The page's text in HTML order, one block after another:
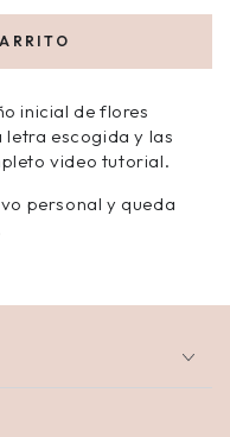
inicial de flores
escogida y las
video tutorial.
personal y queda